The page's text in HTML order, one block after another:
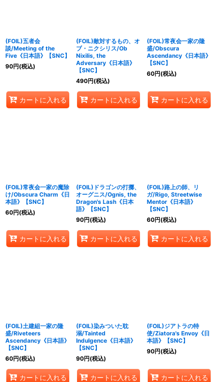
(FOIL)五者会
談/Meeting of the
Five《日本語》【SNC】
90円(税込)
カートに入れる
(FOIL)敵対するもの、オ
ブ・ニクシリス/Ob
Nixilis, the
Adversary《日本語》
【SNC】
490円(税込)
カートに入れる
(FOIL)常夜会一家の隆
盛/Obscura
Ascendancy《日本語》
【SNC】
60円(税込)
カートに入れる
(FOIL)常夜会一家の魔除
け/Obscura Charm《日
本語》【SNC】
60円(税込)
カートに入れる
(FOIL)ドラゴンの打擲、
オーグニス/Ognis, the
Dragon's Lash《日本
語》【SNC】
90円(税込)
カートに入れる
(FOIL)路上の師、リ
ガ/Rigo, Streetwise
Mentor《日本語》
【SNC】
60円(税込)
カートに入れる
(FOIL)土建組一家の隆
盛/Riveteers
Ascendancy《日本語》
【SNC】
60円(税込)
カートに入れる
(FOIL)染みついた耽
溺/Tainted
Indulgence《日本語》
【SNC】
90円(税込)
カートに入れる
(FOIL)ジアトラの特
使/Ziatora's Envoy《日
本語》【SNC】
90円(税込)
カートに入れる